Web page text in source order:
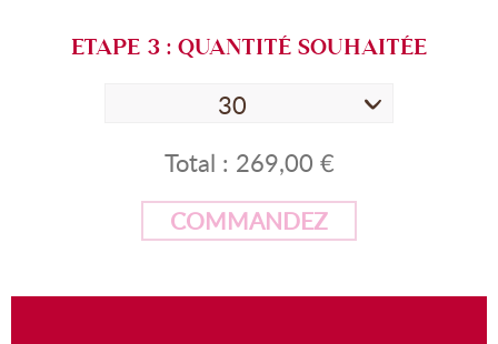
ETAPE 3 : QUANTITÉ SOUHAITÉE
30
Total : 269,00 €
COMMANDEZ